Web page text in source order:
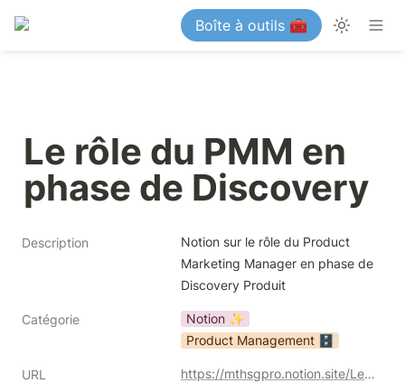
Boîte à outils 🧰
Le rôle du PMM en
phase de Discovery
Description
Notion sur le rôle du Product
Marketing Manager en phase de
Discovery Produit
Catégorie
Notion ✨
Product Management 🗄️
URL https://mthsgpro.notion.site/Le-r-le-du-PMM-en-phase-de-Discovery-bdb126430267439f98f73bf8581b9860